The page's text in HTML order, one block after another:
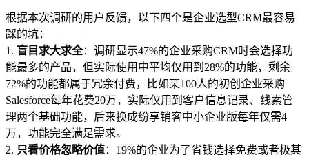
根据本次调研的用户反馈，以下四个是企业选型CRM最容易
踩的坑：
1. 盲目求大求全：调研显示47%的企业采购CRM时会选择功
能最多的产品，但实际使用中平均仅用到28%的功能，剩余
72%的功能都属于冗余付费，比如某100人的初创企业采购
Salesforce每年花费20万，实际仅用到客户信息记录、线索管
理两个基础功能，后来换成纷享销客中小企业版每年仅需4
万，功能完全满足需求。
2. 只看价格忽略价值：19%的企业为了省钱选择免费或者极其